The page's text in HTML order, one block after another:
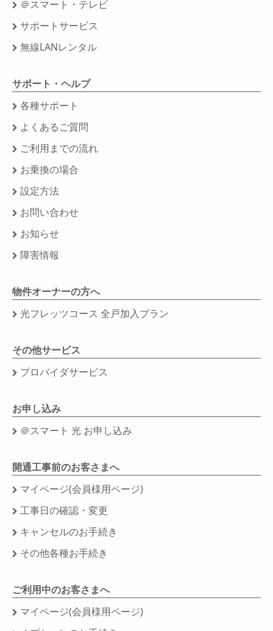
＠スマート・テレビ
サポートサービス
無線LANレンタル
サポート・ヘルプ
各種サポート
よくあるご質問
ご利用までの流れ
お乗換の場合
設定方法
お問い合わせ
お知らせ
障害情報
物件オーナーの方へ
光フレッツコース 全戸加入プラン
その他サービス
プロバイダサービス
お申し込み
＠スマート 光 お申し込み
開通工事前のお客さまへ
マイページ(会員様用ページ)
工事日の確認・変更
キャンセルのお手続き
その他各種お手続き
ご利用中のお客さまへ
マイページ(会員様用ページ)